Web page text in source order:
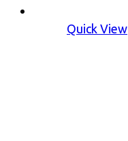
Quick View